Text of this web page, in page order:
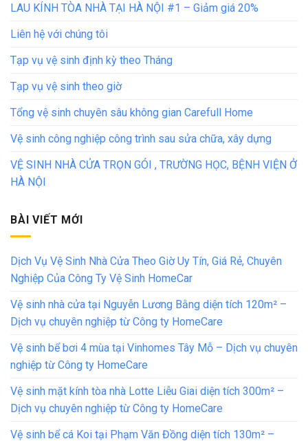
LAU KÍNH TÒA NHÀ TẠI HÀ NỘI #1 – Giảm giá 20%
Liên hệ với chúng tôi
Tạp vụ vệ sinh định kỳ theo Tháng
Tạp vụ vệ sinh theo giờ
Tổng vệ sinh chuyên sâu không gian Carefull Home
Vệ sinh công nghiệp công trình sau sửa chữa, xây dựng
VỆ SINH NHÀ CỬA TRỌN GÓI , TRƯỜNG HỌC, BỆNH VIỆN Ở
HÀ NỘI
BÀI VIẾT MỚI
Dịch Vụ Vệ Sinh Nhà Cửa Theo Giờ Uy Tín, Giá Rẻ, Chuyên
Nghiệp Của Công Ty Vệ Sinh HomeCar
Vệ sinh nhà cửa tại Nguyễn Lương Bằng diện tích 120m² –
Dịch vụ chuyên nghiệp từ Công ty HomeCare
Vệ sinh bể bơi 4 mùa tại Vinhomes Tây Mỗ – Dịch vụ chuyên
nghiệp từ Công ty HomeCare
Vệ sinh mặt kính tòa nhà Lotte Liễu Giai diện tích 300m² –
Dịch vụ chuyên nghiệp từ Công ty HomeCare
Vệ sinh bể cá Koi tại Phạm Văn Đồng diện tích 130m² –